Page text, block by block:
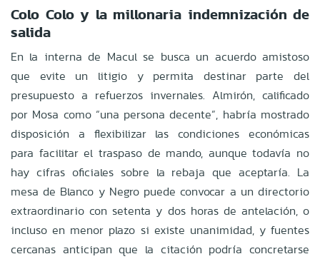
Colo Colo y la millonaria indemnización de
salida
En la interna de Macul se busca un acuerdo amistoso
que evite un litigio y permita destinar parte del
presupuesto a refuerzos invernales. Almirón, calificado
por Mosa como “una persona decente”, habría mostrado
disposición a flexibilizar las condiciones económicas
para facilitar el traspaso de mando, aunque todavía no
hay cifras oficiales sobre la rebaja que aceptaría. La
mesa de Blanco y Negro puede convocar a un directorio
extraordinario con setenta y dos horas de antelación, o
incluso en menor plazo si existe unanimidad, y fuentes
cercanas anticipan que la citación podría concretarse